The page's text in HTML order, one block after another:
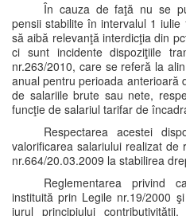
În cauza de faţă nu se
pensii stabilite în intervalul 1
să aibă relevanţă interdicţia din
ci sunt incidente dispoziţiile
nr.263/2010, care se referă la
anual pentru perioada anterioară
de salariile brute sau nete,
funcţie de salariul tarifar de
Respectarea acestei
valorificarea salariului realizat de
nr.664/20.03.2009 la stabilirea
Reglementarea privind
instituită prin Legile nr.19/2000
jurul principiului